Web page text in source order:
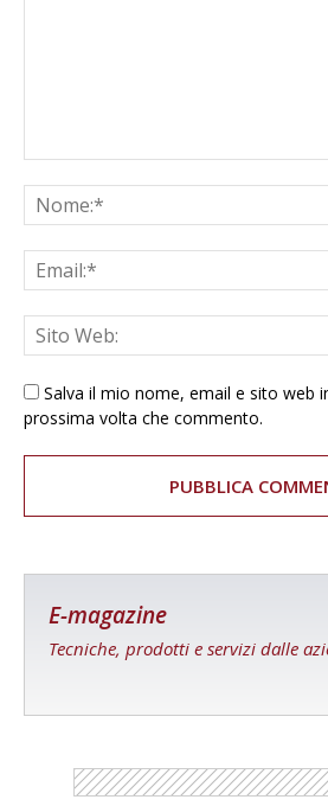
Salva il mio nome, email e sito web
prossima volta che commento.
E-magazine
Tecniche, prodotti e servizi dalle